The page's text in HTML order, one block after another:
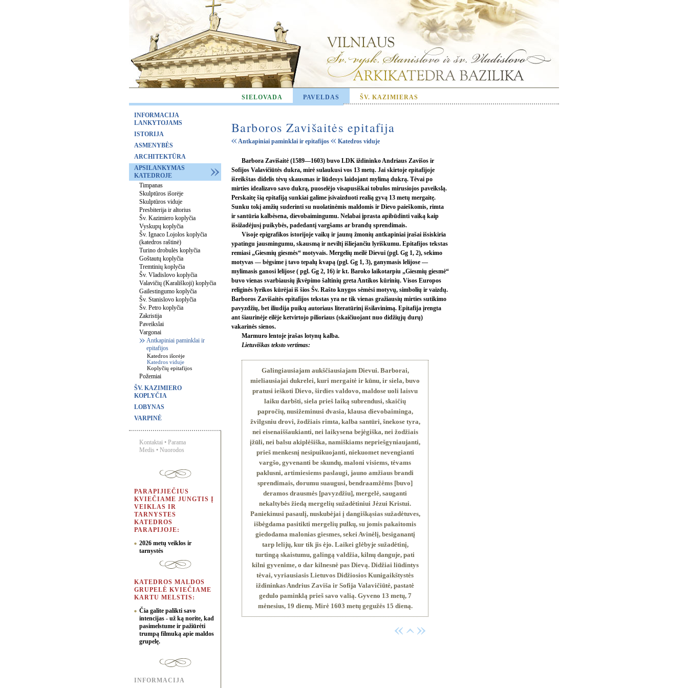
SIELOVADA PAVELDAS ŠV. KAZIMIERAS
INFORMACIJA
LANKYTOJAMS
ISTORIJA
ASMENYBĖS
ARCHITEKTŪRA
APSILANKYMAS
KATEDROJE
Timpanas
Skulptūros išorėje
Skulptūros viduje
Presbiterija ir altorius
Šv. Kazimiero koplyčia
Vyskupų koplyčia
Šv. Ignaco Lojolos koplyčia
(katedros raštinė)
Turino drobulės koplyčia
Goštautų koplyčia
Tremtinių koplyčia
Šv. Vladislovo koplyčia
Valavičių (Karališkoji) koplyčia
Gailestingumo koplyčia
Šv. Stanislovo koplyčia
Šv. Petro koplyčia
Zakristija
Paveikslai
Vargonai
Antkapiniai paminklai ir
epitafijos
Katedros išorėje
Katedros viduje
Koplyčių epitafijos
Požemiai
ŠV. KAZIMIERO
KOPLYČIA
LOBYNAS
VARPINĖ
Kontaktai • Parama
Medis • Nuorodos
PARAPIJIEČIUS
KVIEČIAME JUNGTIS Į
VEIKLAS IR
TARNYSTES
KATEDROS
PARAPIJOJE:
2026 metų veiklos ir
tarnystės
KATEDROS MALDOS
GRUPELĖ KVIEČIAME
KARTU MELSTIS:
Čia galite palikti savo
intencijas - už ką norite, kad
pasimelstume ir pažiūrėti
trumpą filmuką apie maldos
grupelę.
INFORMACIJA
Barboros Zavišaitės epitafija
Antkapiniai paminklai ir epitafijos Katedros viduje
Barbora Zavišaitė (1589—1603) buvo LDK iždininko Andriaus Zavišos ir
Sofijos Valavičiūtės dukra, mirė sulaukusi vos 13 metų. Jai skirtoje epitafijoje
išreikštas didelis tėvų skausmas ir liūdesys laidojant mylimą dukrą. Tėvai po
mirties idealizavo savo dukrą, puoselėjo visapusiškai tobulos mirusiojos paveikslą.
Perskaitę šią epitafiją sunkiai galime įsivaizduoti realią gyvą 13 metų mergaitę.
Sunku tokį amžių suderinti su nuolatinėmis maldomis ir Dievo paieškomis, rimta
ir santūria kalbėsena, dievobaimingumu. Nelabai įprasta apibūdinti vaiką kaip
išsižadėjusį puikybės, padedantį vargšams ar brandų sprendimais.
Visoje epigrafikos istorijoje vaikų ir jaunų žmonių antkapiniai įrašai išsiskiria
ypatingu jausmingumu, skausmą ir neviltį išliejančiu lyriškumu. Epitafijos tekstas
remiasi „Giesmių giesmės“ motyvais. Mergelių meilė Dievui (pgl. Gg 1, 2), sekimo
motyvas — bėgsime į tavo tepalų kvapą (pgl. Gg 1, 3), ganymasis lelijose —
mylimasis ganosi lelijose ( pgl. Gg 2, 16) ir kt. Baroko laikotarpiu „Giesmių giesmė“
buvo vienas svarbiausių įkvėpimo šaltinių greta Antikos kūrinių. Visos Europos
religinės lyrikos kūrėjai iš šios Šv. Rašto knygos sėmėsi motyvų, simbolių ir vaizdų.
Barboros Zavišaitės epitafijos tekstas yra ne tik vienas gražiausių mirties sutikimo
pavyzdžių, bet iliudija puikų autoriaus literatūrinį išsilavinimą. Epitafija įrengta
ant šiaurinėje eilėje ketvirtojo pilioriaus (skaičiuojant nuo didžiųjų durų)
vakarinės sienos.
Marmuro lentoje įrašas lotynų kalba.
Lietuviškas teksto vertimas:
Galingiausiajam aukščiausiajam Dievui. Barborai,
mieliausiajai dukrelei, kuri mergaitė ir kūnu, ir siela, buvo
pratusi ieškoti Dievo, širdies valdovo, maldose uoli laisvu
laiku darbšti, siela prieš laiką subrendusi, skaičių
papročių, nusižeminusi dvasia, klausa dievobaiminga,
žvilgsniu drovi, žodžiais rimta, kalba santūri, šnekose tyra,
nei eisenaiššaukianti, nei laikysena bejėgiška, nei žodžiais
įžūli, nei balsu akiplėšiška, namiškiams nepriešgyniaujanti,
prieš menkesnį nesipuikuojanti, niekuomet nevengianti
vargšo, gyvenanti be skundų, maloni visiems, tėvams
paklusni, artimiesiems paslaugi, jauno amžiaus brandi
sprendimais, dorumu suaugusi, bendraamžėms [buvo]
deramos drausmės [pavyzdžiu], mergelė, sauganti
nekaltybės žiedą mergelių sužadėtiniui Jėzui Kristui.
Paniekinusi pasaulį, nuskubėjai į dangiškąsias sužadėtuves,
išbėgdama pasitikti mergelių pulkų, su jomis pakaitomis
giedodama malonias giesmes, sekei Avinėlį, besiganantį
tarp lelijų, kur tik jis ėjo. Laikei glėbyje sužadėtinį,
turtingą skaistumu, galingą valdžia, kilnų danguje, pati
kilni gyvenime, o dar kilnesnė pas Dievą. Didžiai liūdintys
tėvai, vyriausiasis Lietuvos Didžiosios Kunigaikštystės
iždininkas Andrius Zaviša ir Sofija Valavičiūtė, pastatė
gedulo paminklą prieš savo valią. Gyveno 13 metų, 7
mėnesius, 19 dienų. Mirė 1603 metų gegužės 15 dieną.